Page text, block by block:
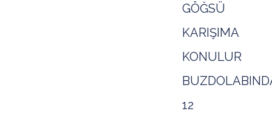
GÖĞSÜ
KARIŞIMA
KONULUR
12